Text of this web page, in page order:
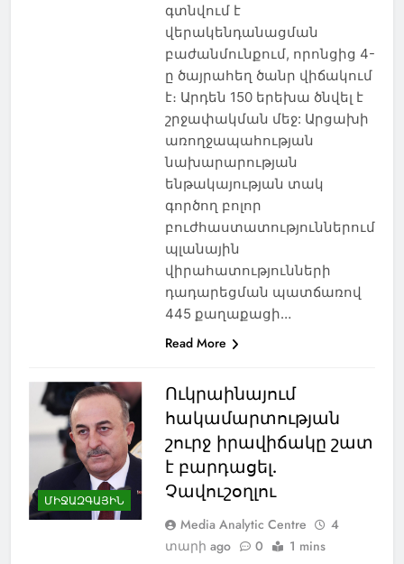
գտնվում է
վերակենդանացման
բաժանմունքում, որոնցից 4-
ը ծայրահեղ ծանր վիճակում
է։ Արդեն 150 երեխա ծնվել է
շրջափակման մեջ: Արցախի
առողջապահության
նախարարության
ենթակայության տակ
գործող բոլոր
բուժհաստատություններում
պլանային
վիրահատությունների
դադարեցման պատճառով
445 քաղաքացի…
Read More
ՄԻՋԱԶԳԱՅԻՆ
Ուկրաինայում
հակամարտության
շուրջ իրավիճակը շատ
է բարդացել.
Չավուշօղլու
Media Analytic Centre
4
տարի ago
0 1 mins